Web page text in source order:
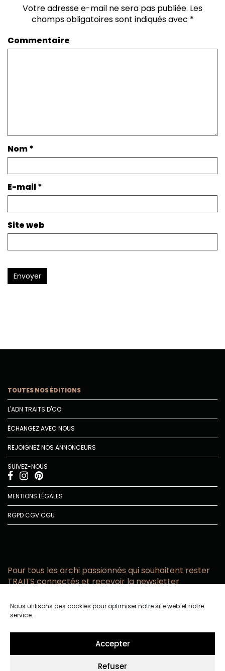
Nous utilisons des cookies pour optimiser notre site web et notre
service.
Accepter
Refuser
Votre adresse e-mail ne sera pas publiée. Les
champs obligatoires sont indiqués avec *
Commentaire
Nom*
E-mail*
Site web
Envoyer
TOUTES NOS ÉDITIONS
L'ADN TRAITS D'CO
ÉCHANGEZ AVEC NOUS
REJOIGNEZ NOS ANNONCEURS
SUIVEZ-NOUS
MENTIONS LÉGALES
RGPDCGVCGU
Pour tous les archi passionnés qui souhaitent rester
TRAITS connectés et recevoir la newsletter
email
confidentialité.